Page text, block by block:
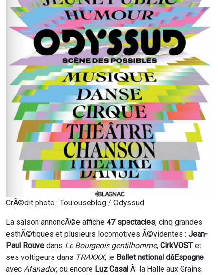
CrÃ©dit photo : Toulouseblog / Odyssud
La saison annoncÃ©e affiche 47 spectacles, cinq grandes
esthÃ©tiques et plusieurs locomotives Ã©videntes : Jean-
Paul Rouve dans Le Bourgeois gentilhomme, CirkVOSTet
ses voltigeurs dans TRAXXX, le Ballet national dâEspagne
avec Afanador, ou encore Luz Casal Ã la Halle aux Grains.